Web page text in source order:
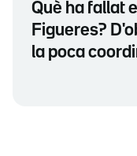
Què ha fallat
Figueres?
la poca